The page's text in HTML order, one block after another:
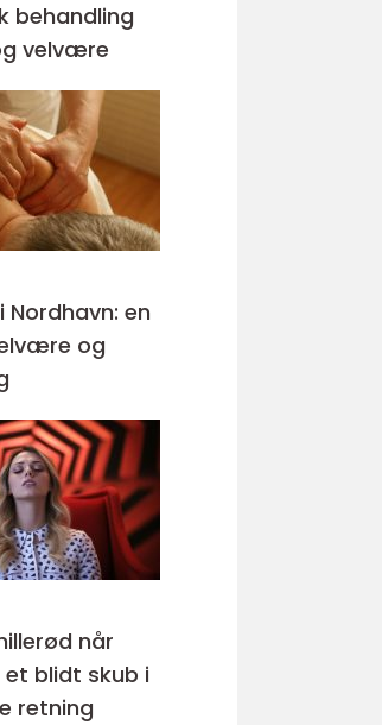
behandling
velvære
Nordhavn: en
og
når
blidt skub i
retning